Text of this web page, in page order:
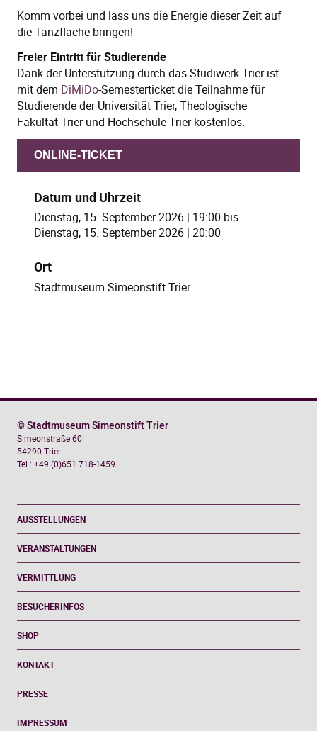
Komm vorbei und lass uns die Energie dieser Zeit auf
die Tanzfläche bringen!
Freier Eintritt für Studierende
Dank der Unterstützung durch das Studiwerk Trier ist
mit dem DiMiDo-Semesterticket die Teilnahme für
Studierende der Universität Trier, Theologische
Fakultät Trier und Hochschule Trier kostenlos.
ONLINE-TICKET
Datum und Uhrzeit
Dienstag, 15. September 2026 | 19:00 bis
Dienstag, 15. September 2026 | 20:00
Ort
Stadtmuseum Simeonstift Trier
AUSSTELLUNGEN
VERANSTALTUNGEN
VERMITTLUNG
BESUCHERINFOS
SHOP
KONTAKT
PRESSE
IMPRESSUM
© Stadtmuseum Simeonstift Trier
Simeonstraße 60
54290 Trier
Tel.: +49 (0)651 718-1459